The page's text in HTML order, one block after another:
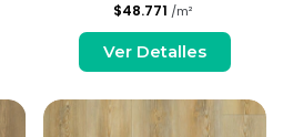
$48.771 /m²
Ver Detalles